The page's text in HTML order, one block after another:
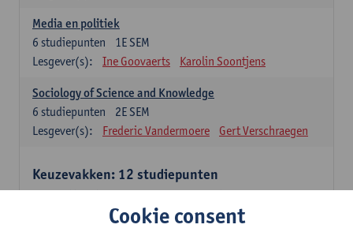
Media en politiek
1E SEM
6 studiepunten
Lesgever(s):
Ine Goovaerts Karolin Soontjens
Sociology of Science and Knowledge
2E SEM
6 studiepunten
Lesgever(s):
Frederic Vandermoere Gert Verschraegen
Keuzevakken: 12 studiepunten
Keuzevakken cluster communicatiewetenschappen
Consumer PsychologyCookie consent